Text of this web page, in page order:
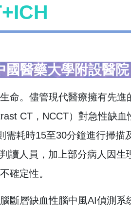
國醫藥大學附設醫
命。儘管現代醫療擁有先進
CT，NCCT）對急性缺
耗時15至30分鐘進行掃描
讀人員，加上部分病人因生
確定性。
斷層缺血性腦中風AI偵測系